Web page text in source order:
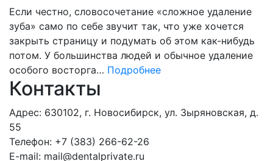
Если честно, словосочетание «сложное удаление
зуба» само по себе звучит так, что уже хочется
закрыть страницу и подумать об этом как-нибудь
потом. У большинства людей и обычное удаление
особого восторга… Подробнее
Контакты
Адрес: 630102, г. Новосибирск, ул. Зыряновская, д.
55
Телефон: +7 (383) 266-62-26
E-mail: mail@dentalprivate.ru